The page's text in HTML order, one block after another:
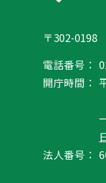
〒302-0198
電話番号：
開庁時間：
法人番号：